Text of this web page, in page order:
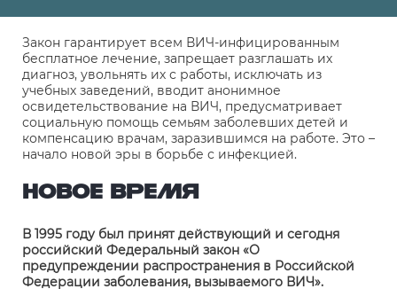
Закон гарантирует всем ВИЧ-инфицированным
бесплатное лечение, запрещает разглашать их
диагноз, увольнять их с работы, исключать из
учебных заведений, вводит анонимное
освидетельствование на ВИЧ, предусматривает
социальную помощь семьям заболевших детей и
компенсацию врачам, заразившимся на работе. Это –
начало новой эры в борьбе с инфекцией.
НОВОЕ ВРЕМЯ
В 1995 году был принят действующий и сегодня
российский Федеральный закон «О
предупреждении распространения в Российской
Федерации заболевания, вызываемого ВИЧ».